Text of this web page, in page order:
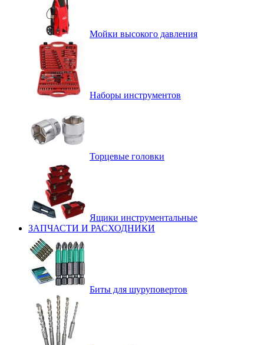
Мойки высокого давления
Наборы инструментов
Торцевые головки
Ящики инструментальные
ЗАПЧАСТИ И РАСХОДНИКИ
Биты для шуруповертов